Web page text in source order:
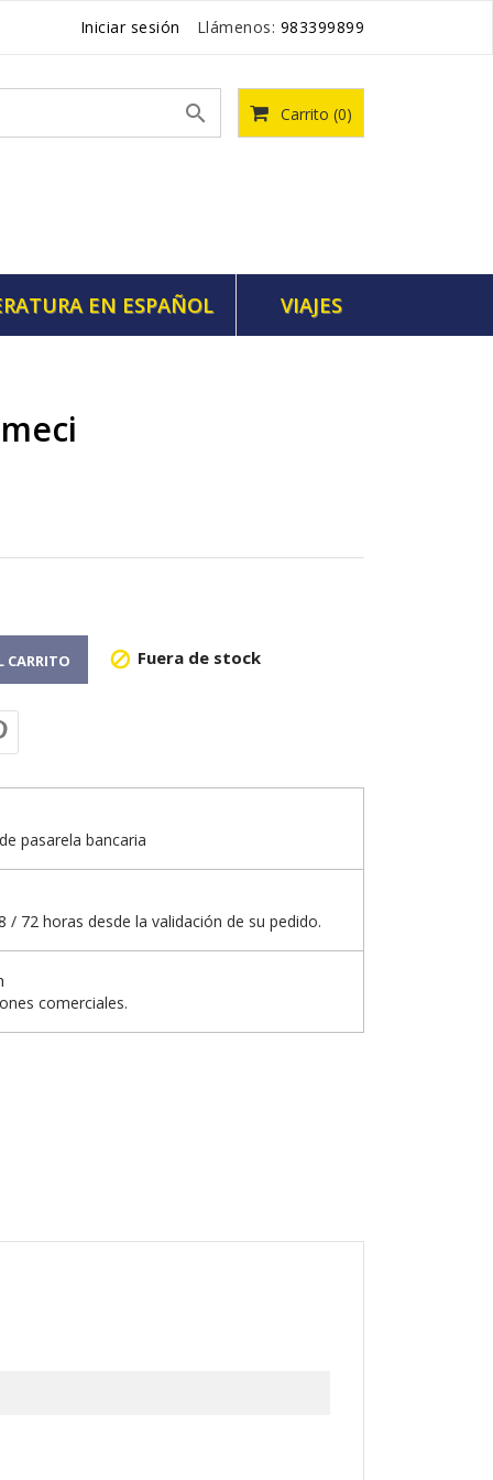
Iniciar sesión Llámenos: 983399899
Carrito (0)

EN ESPAÑOL VIAJES
CARRITO  Fuera de stock
pasarela bancaria
/ 72 horas desde la validación de su pedido.
comerciales.